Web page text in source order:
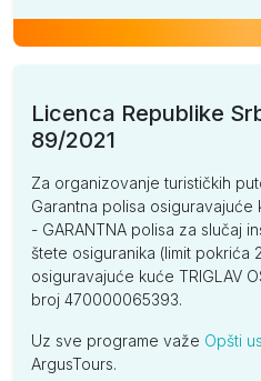
Licenca Republike
89/2021
Za organizovanje turističkih
Garantna polisa osiguravajuće
- GARANTNA polisa za slučaj
štete osiguranika (limit pokrića
osiguravajuće kuće TRIGLAV
broj 470000065393.
Uz sve programe važe Opšti
ArgusTours.